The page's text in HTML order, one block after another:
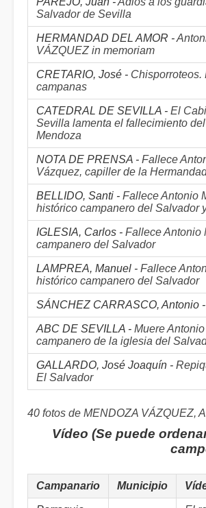
Salvador de Sevilla
HERMANDAD DEL AMOR -
VÁZQUEZ in memoriam
CRETARIO, José - Chisporroteos.
campanas
CATEDRAL DE SEVILLA - El
Sevilla lamenta el fallecimiento
Mendoza
NOTA DE PRENSA - Fallece
Vázquez, capiller de la
BELLIDO, Santi - Fallece Antonio
histórico campanero del Salvador
IGLESIA, Carlos - Fallece Antonio
campanero del Salvador
LAMPREA, Manuel - Fallece
histórico campanero del Salvador
SÁNCHEZ CARRASCO, Antonio -
ABC DE SEVILLA - Muere
campanero de la iglesia del
GALLARDO, José Joaquín -
El Salvador
40 fotos de MENDOZA VÁZQUEZ,
Vídeo (Se puede
Campanario Municipio